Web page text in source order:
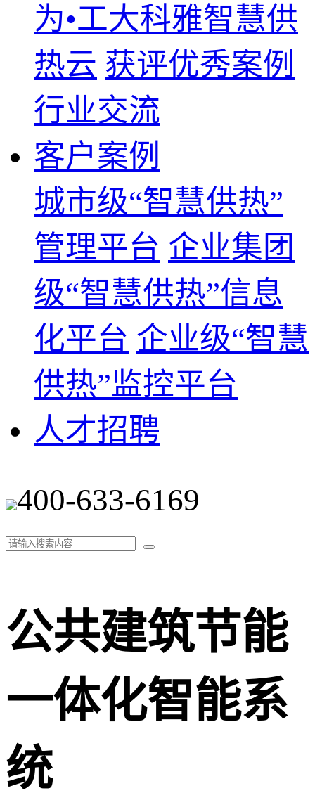
为•工大科雅智慧供
热云 获评优秀案例
行业交流
客户案例
城市级“智慧供热”
管理平台 企业集团
级“智慧供热”信息
化平台 企业级“智慧
供热”监控平台
人才招聘
400-633-6169
公共建筑节能
一体化智能系
统